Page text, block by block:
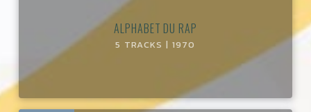
ALPHABET DU RAP
5 TRACKS | 1970